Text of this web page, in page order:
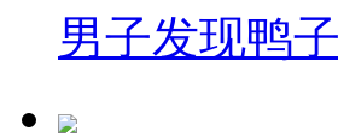
男子发现鸭